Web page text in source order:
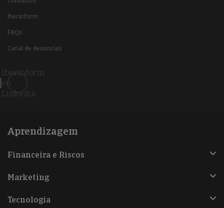
Iberinform
FAQs
Canal de denúncias
Iberinform
en
Linkedin
Aprendizagem
Financeira e Riscos
Marketing
Tecnologia